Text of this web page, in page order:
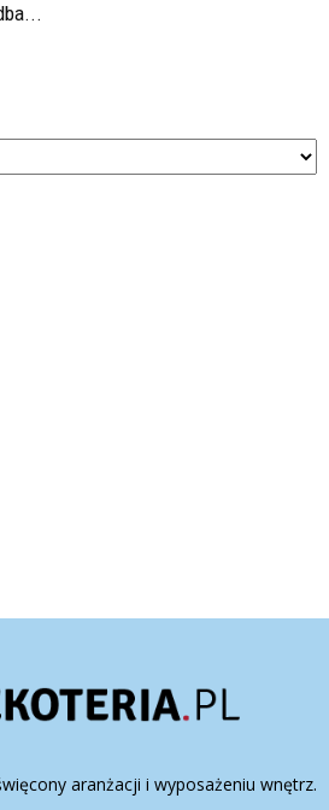
aranżacji i wyposażeniu wnętrz.